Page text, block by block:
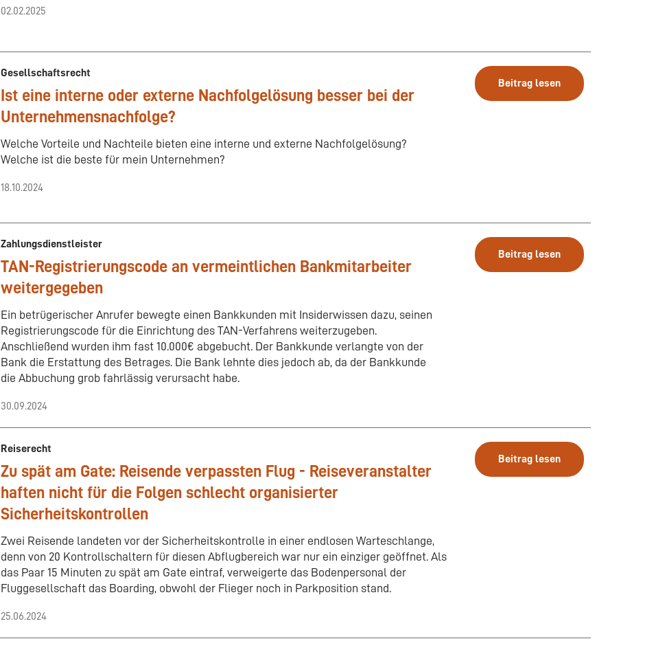
02.02.2025
Gesellschaftsrecht
Ist eine interne oder externe Nachfolgelösung besser bei der
Unternehmensnachfolge?
Welche Vorteile und Nachteile bieten eine interne und externe Nachfolgelösung?
Welche ist die beste für mein Unternehmen?
18.10.2024
Beitrag lesen
Zahlungsdienstleister
TAN-Registrierungscode an vermeintlichen Bankmitarbeiter
weitergegeben
Ein betrügerischer Anrufer bewegte einen Bankkunden mit Insiderwissen dazu, seinen
Registrierungscode für die Einrichtung des TAN-Verfahrens weiterzugeben.
Anschließend wurden ihm fast 10.000€ abgebucht. Der Bankkunde verlangte von der
Bank die Erstattung des Betrages. Die Bank lehnte dies jedoch ab, da der Bankkunde
die Abbuchung grob fahrlässig verursacht habe.
30.09.2024
Beitrag lesen
Reiserecht
Zu spät am Gate: Reisende verpassten Flug - Reiseveranstalter
haften nicht für die Folgen schlecht organisierter
Sicherheitskontrollen
Zwei Reisende landeten vor der Sicherheitskontrolle in einer endlosen Warteschlange,
denn von 20 Kontrollschaltern für diesen Abflugbereich war nur ein einziger geöffnet. Als
das Paar 15 Minuten zu spät am Gate eintraf, verweigerte das Bodenpersonal der
Fluggesellschaft das Boarding, obwohl der Flieger noch in Parkposition stand.
25.06.2024
Beitrag lesen